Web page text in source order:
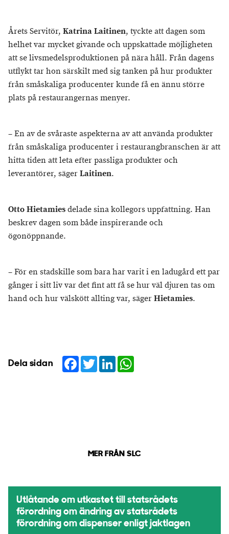
Årets Servitör, Katrina Laitinen, tyckte att dagen som
helhet var mycket givande och uppskattade möjligheten
att se livsmedelsproduktionen på nära håll. Från dagens
utflykt tar hon särskilt med sig tanken på hur produkter
från småskaliga producenter kunde få en ännu större
plats på restaurangernas menyer.
– En av de svåraste aspekterna av att använda produkter
från småskaliga producenter i restaurangbranschen är att
hitta tiden att leta efter passliga produkter och
leverantörer, sägerLaitinen.
Otto Hietamiesdelade sina kollegors uppfattning. Han
beskrev dagen som både inspirerande och
ögonöppnande.
– För en stadskille som bara har varit i en ladugård ett par
gånger i sitt liv var det fint att få se hur väl djuren tas om
hand och hur välskött allting var, sägerHietamies.
Dela sidan Facebook
TwitterLinkedIn
MER FRÅN SLC
Utlåtande om utkastet till statsrådets
förordning om ändring av statsrådets
förordning om dispenser enligt jaktlagen